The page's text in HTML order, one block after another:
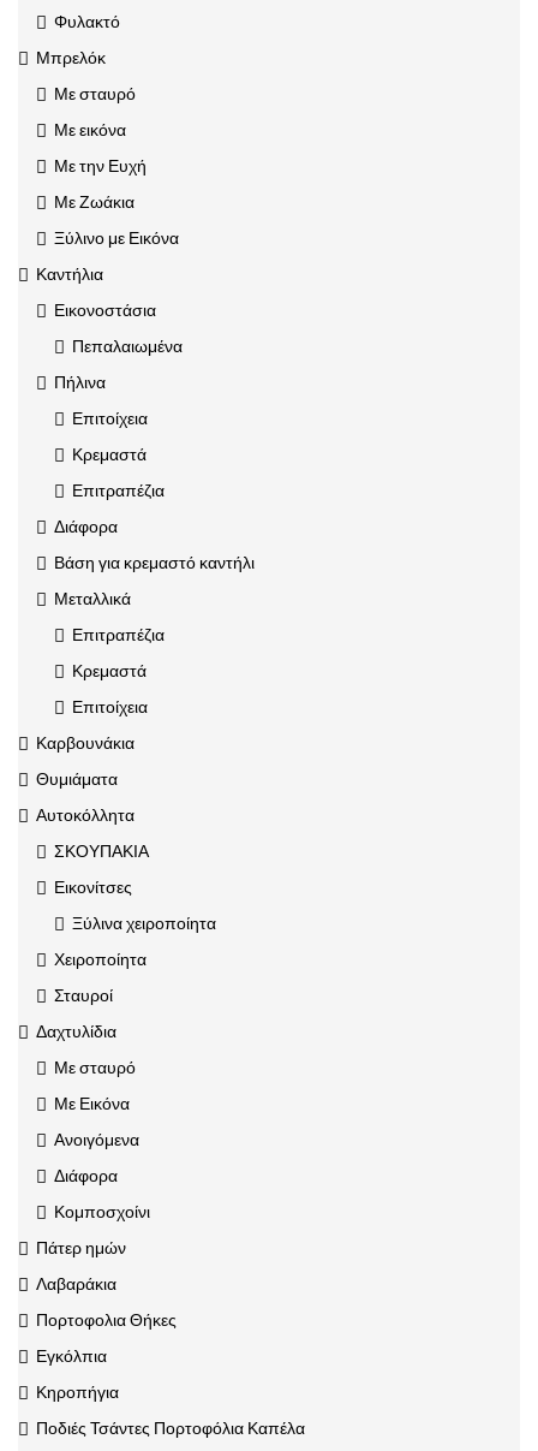
Φυλακτό
Μπρελόκ
Με σταυρό
Με εικόνα
Με την Ευχή
Με Ζωάκια
Ξύλινο με Εικόνα
Καντήλια
Εικονοστάσια
Πεπαλαιωμένα
Πήλινα
Επιτοίχεια
Κρεμαστά
Επιτραπέζια
Διάφορα
Βάση για κρεμαστό καντήλι
Μεταλλικά
Επιτραπέζια
Κρεμαστά
Επιτοίχεια
Καρβουνάκια
Θυμιάματα
Αυτοκόλλητα
ΣΚΟΥΠΑΚΙΑ
Εικονίτσες
Ξύλινα χειροποίητα
Χειροποίητα
Σταυροί
Δαχτυλίδια
Με σταυρό
Με Εικόνα
Ανοιγόμενα
Διάφορα
Κομποσχοίνι
Πάτερ ημών
Λαβαράκια
Πορτοφολια Θήκες
Εγκόλπια
Κηροπήγια
Ποδιές Τσάντες Πορτοφόλια Καπέλα